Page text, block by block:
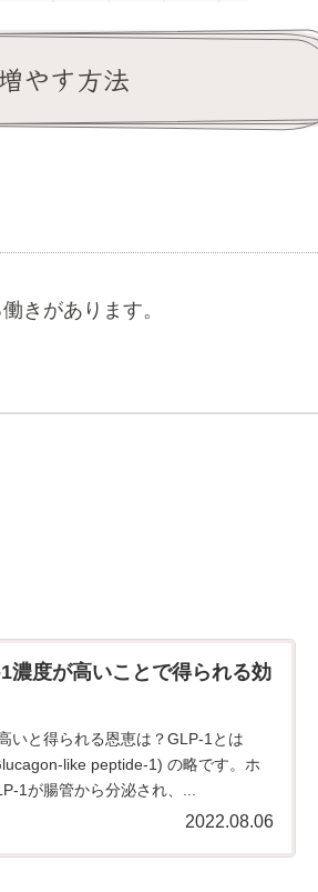
やす方法
きがあります。
濃度が高いことで得られる効
いと得られる恩恵は？GLP-1とは
like peptide-1) の略です。ホ
1が腸管から分泌され、...
2022.08.06